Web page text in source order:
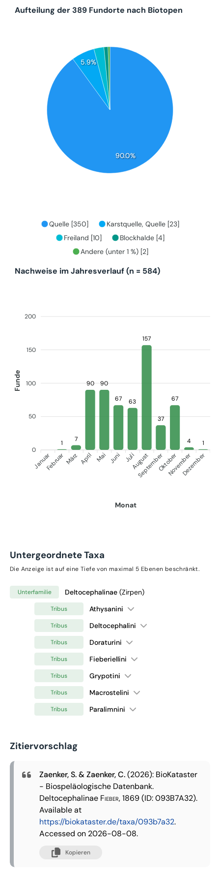
90.0%
5.9%
Aufteilung der 389 Fundorte nach Biotopen
Quelle [350]
Karstquelle, Quelle [23]
Freiland [10]
Blockhalde [4]
Andere (unter 1 %) [2]
Nachweise im Jahresverlauf (n = 584)
200
150
100
50
0
Funde
1
7
90
90
67
63
157
37
67
4 1
JanuarFebruar März April Mai Juni JuliAugust
SeptemberOktober
NovemberDezember
Monat
Untergeordnete Taxa
Die Anzeige ist auf eine Tiefe von maximal 5 Ebenen beschränkt.
Unterfamilie Deltocephalinae (Zirpen)
Tribus Athysanini
Tribus Deltocephalini
Tribus Doraturini
Tribus Fieberiellini
Tribus Grypotini
Tribus Macrostelini
Tribus Paralimnini
Zitiervorschlag
Zaenker, S. & Zaenker, C.(2026): BioKataster
- Biospeläologische Datenbank.
Deltocephalinae Fieber, 1869(ID: 093B7A32).
Available at
https://biokataster.de/taxa/093b7a32.
Accessed on 2026-08-08.
Kopieren